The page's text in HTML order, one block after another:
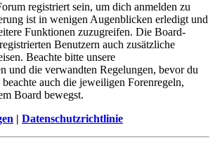
registriert sein, um dich anmelden zu
ist in wenigen Augenblicken erledigt und
Funktionen zuzugreifen. Die Board-
Benutzern auch zusätzliche
Beachte bitte unsere
und die verwandten Regelungen, bevor du
auch die jeweiligen Forenregeln,
Board bewegst.
| Datenschutzrichtlinie